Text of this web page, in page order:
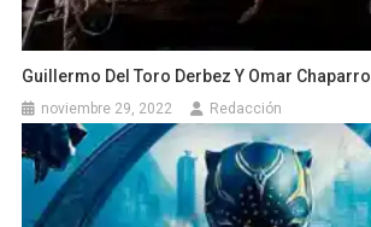
Guillermo Del Toro Derbez Y Omar Chaparro
noviembre 29, 2022 Redacción